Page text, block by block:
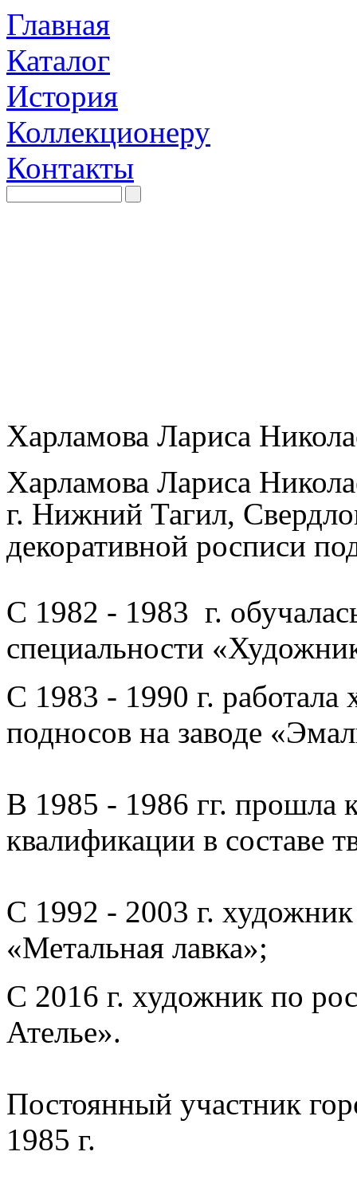
Главная
Каталог
История
Коллекционеру
Контакты
Харламова Лариса
Харламова Лариса
г. Нижний Тагил,
декоративной росписи
С 1982 - 1983 г.
специальности
С 1983 - 1990 г.
подносов на заводе
В 1985 - 1986 гг. прошла
квалификации в составе
С 1992 - 2003 г.
«Метальная лавка»;
С 2016 г. художник по
Ателье».
Постоянный участник
1985 г.